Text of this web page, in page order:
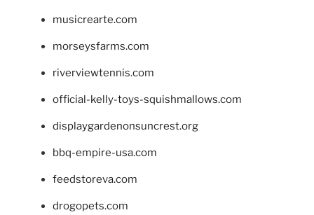
musicrearte.com
morseysfarms.com
riverviewtennis.com
official-kelly-toys-squishmallows.com
displaygardenonsuncrest.org
bbq-empire-usa.com
feedstoreva.com
drogopets.com